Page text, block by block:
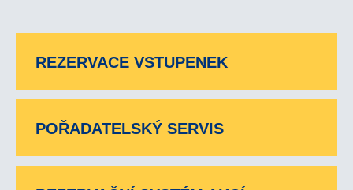
REZERVACE VSTUPENEK
POŘADATELSKÝ SERVIS